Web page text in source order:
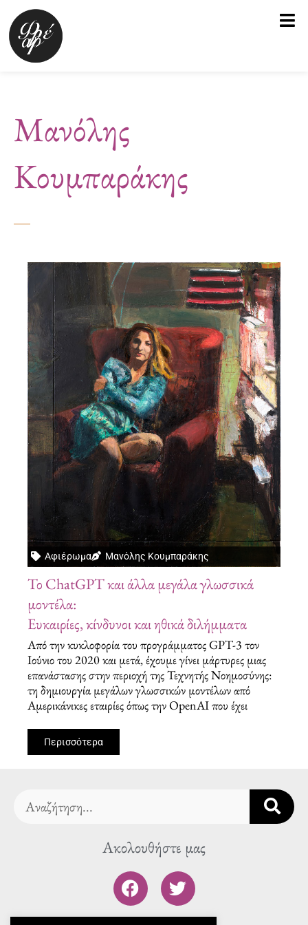
Μετάβαση
στο
περιεχόμενο
Μανόλης
Κουμπαράκης
Αφιέρωμα Μανόλης Κουμπαράκης
Το ChatGPT και άλλα μεγάλα γλωσσικά
μοντέλα:
Ευκαιρίες, κίνδυνοι και ηθικά διλήμματα
Από την κυκλοφορία του προγράμματος GPT-3 τον
Ιούνιο του 2020 και μετά, έχουμε γίνει μάρτυρες μιας
επανάστασης στην περιοχή της Τεχνητής Νοημοσύνης:
τη δημιουργία μεγάλων γλωσσικών μοντέλων από
Αμερικάνικες εταιρίες όπως την OpenAI που έχει
Περισσότερα
Search
Ακολουθήστε μας
F
a
c
T
w
i